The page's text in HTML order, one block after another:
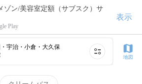
ゾン/美容室定額（サブスク）サ
Play
表示
宇治・小倉・大久保
地図